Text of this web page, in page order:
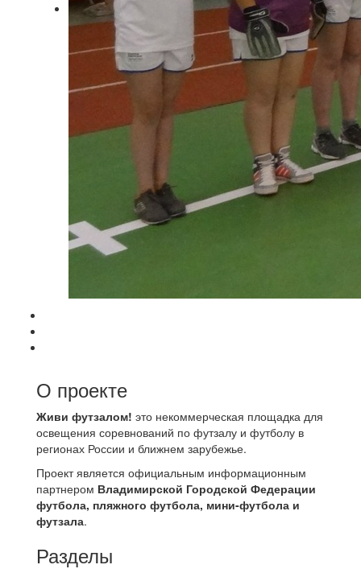
О проекте
Живи футзалом! это некоммерческая площадка для
освещения соревнований по футзалу и футболу в
регионах России и ближнем зарубежье.
Проект является официальным информационным
партнером Владимирской Городской Федерации
футбола, пляжного футбола, мини-футбола и
футзала.
Разделы